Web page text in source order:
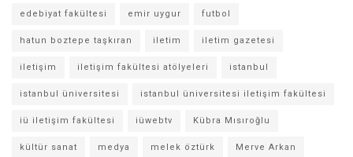
edebiyat fakültesi emir uygur futbol
hatun boztepe taşkıran iletim iletim gazetesi
iletişim iletişim fakültesi atölyeleri istanbul
istanbul üniversitesi istanbul üniversitesi iletişim fakültesi
iü iletişim fakültesi iüwebtv Kübra Mısıroğlu
kültür sanat medya melek öztürk Merve Arkan